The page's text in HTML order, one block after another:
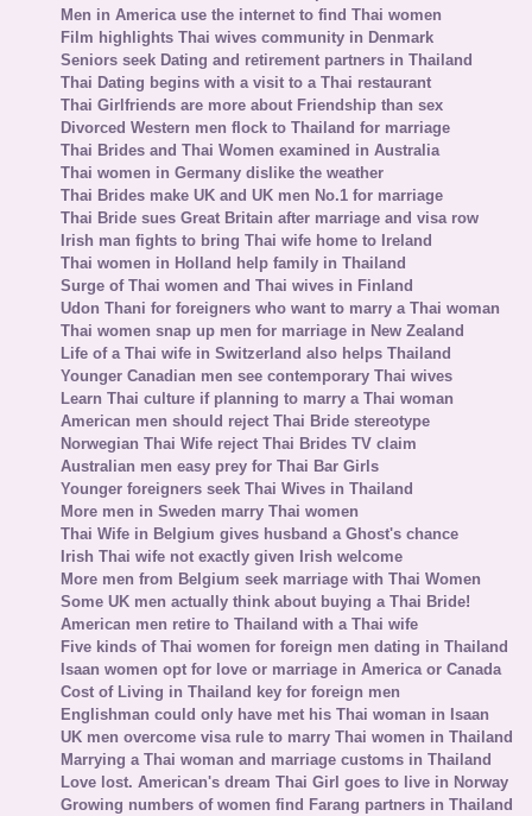
Men in America use the internet to find Thai women
Film highlights Thai wives community in Denmark
Seniors seek Dating and retirement partners in Thailand
Thai Dating begins with a visit to a Thai restaurant
Thai Girlfriends are more about Friendship than sex
Divorced Western men flock to Thailand for marriage
Thai Brides and Thai Women examined in Australia
Thai women in Germany dislike the weather
Thai Brides make UK and UK men No.1 for marriage
Thai Bride sues Great Britain after marriage and visa row
Irish man fights to bring Thai wife home to Ireland
Thai women in Holland help family in Thailand
Surge of Thai women and Thai wives in Finland
Udon Thani for foreigners who want to marry a Thai woman
Thai women snap up men for marriage in New Zealand
Life of a Thai wife in Switzerland also helps Thailand
Younger Canadian men see contemporary Thai wives
Learn Thai culture if planning to marry a Thai woman
American men should reject Thai Bride stereotype
Norwegian Thai Wife reject Thai Brides TV claim
Australian men easy prey for Thai Bar Girls
Younger foreigners seek Thai Wives in Thailand
More men in Sweden marry Thai women
Thai Wife in Belgium gives husband a Ghost's chance
Irish Thai wife not exactly given Irish welcome
More men from Belgium seek marriage with Thai Women
Some UK men actually think about buying a Thai Bride!
American men retire to Thailand with a Thai wife
Five kinds of Thai women for foreign men dating in Thailand
Isaan women opt for love or marriage in America or Canada
Cost of Living in Thailand key for foreign men
Englishman could only have met his Thai woman in Isaan
UK men overcome visa rule to marry Thai women in Thailand
Marrying a Thai woman and marriage customs in Thailand
Love lost. American's dream Thai Girl goes to live in Norway
Growing numbers of women find Farang partners in Thailand